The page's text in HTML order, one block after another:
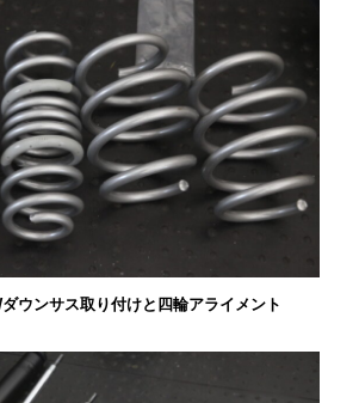
ウンサス取り付けと四輪アライメント